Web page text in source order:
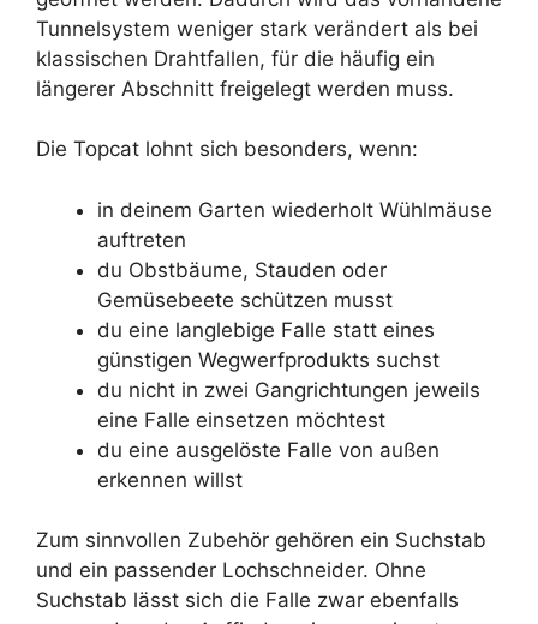
Tunnelsystem weniger stark verändert als bei
klassischen Drahtfallen, für die häufig ein
längerer Abschnitt freigelegt werden muss.
Die Topcat lohnt sich besonders, wenn:
in deinem Garten wiederholt Wühlmäuse
auftreten
du Obstbäume, Stauden oder
Gemüsebeete schützen musst
du eine langlebige Falle statt eines
günstigen Wegwerfprodukts suchst
du nicht in zwei Gangrichtungen jeweils
eine Falle einsetzen möchtest
du eine ausgelöste Falle von außen
erkennen willst
Zum sinnvollen Zubehör gehören ein Suchstab
und ein passender Lochschneider. Ohne
Suchstab lässt sich die Falle zwar ebenfalls